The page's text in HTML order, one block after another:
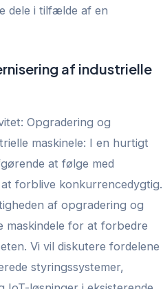
dele i tilfælde af en
af industrielle
Opgradering og
maskinele: I en hurtigt
at følge med
forblive konkurrencedygtig.
af opgradering og
maskindele for at forbedre
Vi vil diskutere fordelene
styringssystemer,